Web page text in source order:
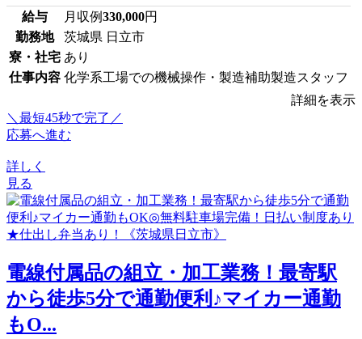
給与 月収例330,000円
勤務地
茨城県 日立市
寮・社宅 あり
仕事内容 化学系工場での機械操作・製造補助製造スタッフ
詳細を表示
＼最短45秒で完了／
応募へ進む
詳しく
見る
電線付属品の組立・加工業務！最寄駅
から徒歩5分で通勤便利♪マイカー通勤
もO...